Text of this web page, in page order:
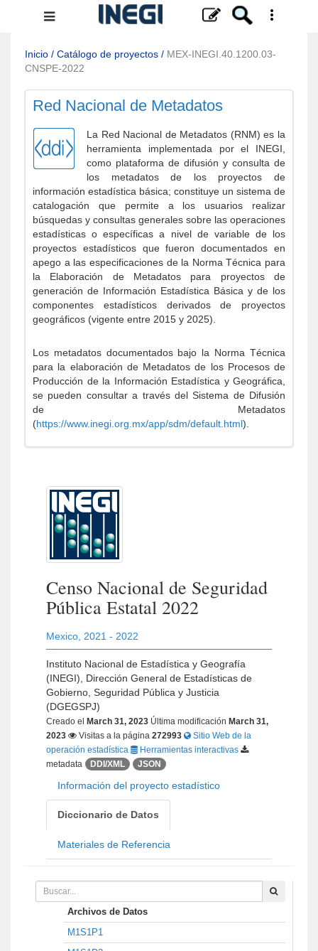
Menú
navegación
Inicio / Catálogo de proyectos / MEX-INEGI.40.1200.03-
CNSPE-2022
Red Nacional de Metadatos
La Red Nacional de Metadatos (RNM) es la
herramienta implementada por el INEGI,
como plataforma de difusión y consulta de
los metadatos de los proyectos de
información estadística básica; constituye un sistema de
catalogación que permite a los usuarios realizar
búsquedas y consultas generales sobre las operaciones
estadísticas o específicas a nivel de variable de los
proyectos estadísticos que fueron documentados en
apego a las especificaciones de la Norma Técnica para
la Elaboración de Metadatos para proyectos de
generación de Información Estadística Básica y de los
componentes estadísticos derivados de proyectos
geográficos (vigente entre 2015 y 2025).
Los metadatos documentados bajo la Norma Técnica
para la elaboración de Metadatos de los Procesos de
Producción de la Información Estadística y Geográfica,
se pueden consultar a través del Sistema de Difusión
de Metadatos
(https://www.inegi.org.mx/app/sdm/default.html).
Censo Nacional de Seguridad
Pública Estatal 2022
Mexico 2021 - 2022
Instituto Nacional de Estadística y Geografía
(INEGI), Dirección General de Estadísticas de
Gobierno, Seguridad Pública y Justicia
(DGEGSPJ)
Creado el March 31, 2023 Última modificación March 31,
2023
Visitas a la página 272993
Sitio Web de la
operación estadística
Herramientas interactivas
metadata
DDI/XML JSON
Información del proyecto estadístico
Diccionario de Datos
Materiales de Referencia
Archivos de Datos
M1S1P1